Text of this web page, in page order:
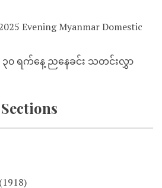
Evening Myanmar Domestic
၀ ရက်နေ့ ညနေခင်း သတင်းလွှာ
Sections
(1918)